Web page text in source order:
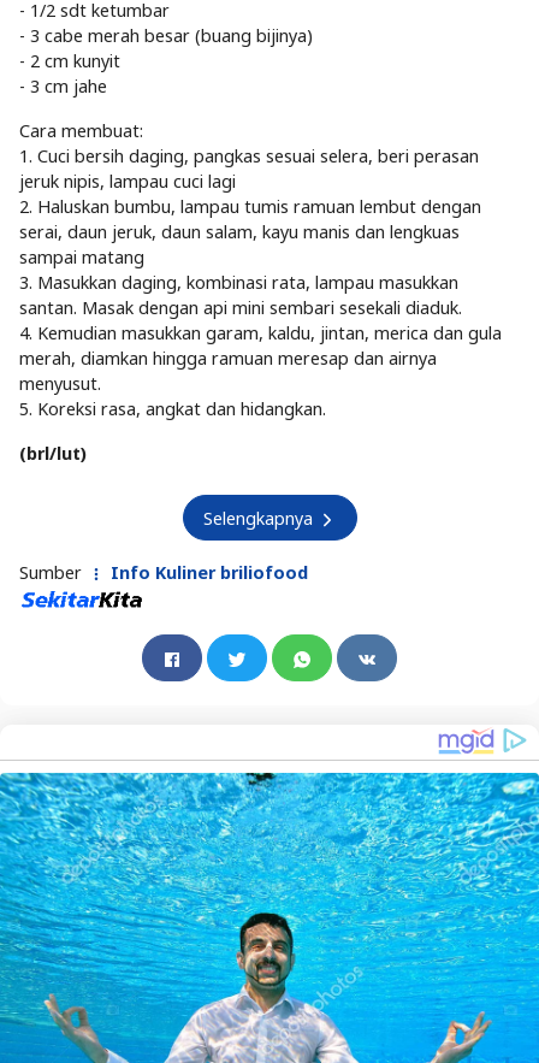
- 1/2 sdt ketumbar
- 3 cabe merah besar (buang bijinya)
- 2 cm kunyit
- 3 cm jahe
Cara membuat:
1. Cuci bersih daging, pangkas sesuai selera, beri perasan
jeruk nipis, lampau cuci lagi
2. Haluskan bumbu, lampau tumis ramuan lembut dengan
serai, daun jeruk, daun salam, kayu manis dan lengkuas
sampai matang
3. Masukkan daging, kombinasi rata, lampau masukkan
santan. Masak dengan api mini sembari sesekali diaduk.
4. Kemudian masukkan garam, kaldu, jintan, merica dan gula
merah, diamkan hingga ramuan meresap dan airnya
menyusut.
5. Koreksi rasa, angkat dan hidangkan.
(brl/lut)
Selengkapnya
Sumber Info Kuliner briliofood